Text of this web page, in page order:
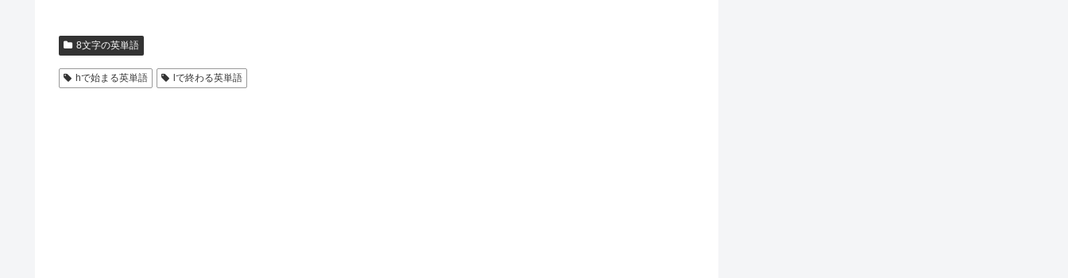
8文字の英単語
hで始まる英単語 lで終わる英単語